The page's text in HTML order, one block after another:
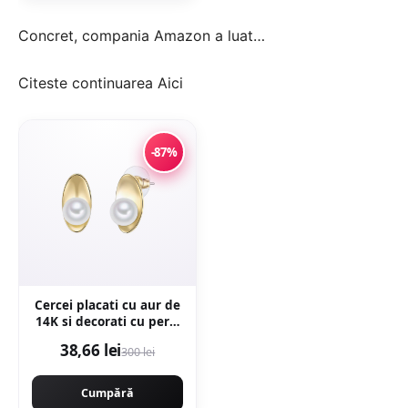
Concret, compania Amazon a luat…
Citeste continuarea Aici
-87%
Cercei placati cu aur de
14K si decorati cu perle
38,66 lei300 lei
Cumpără